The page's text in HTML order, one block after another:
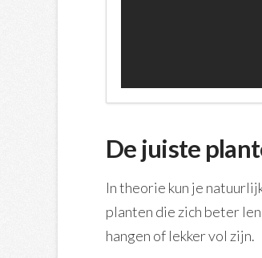
De juiste
In theorie kun je
planten die zich beter
hangen of lekker vol zijn.